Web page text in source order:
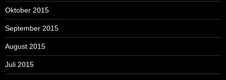
Oktober 2015
September 2015
August 2015
Juli 2015